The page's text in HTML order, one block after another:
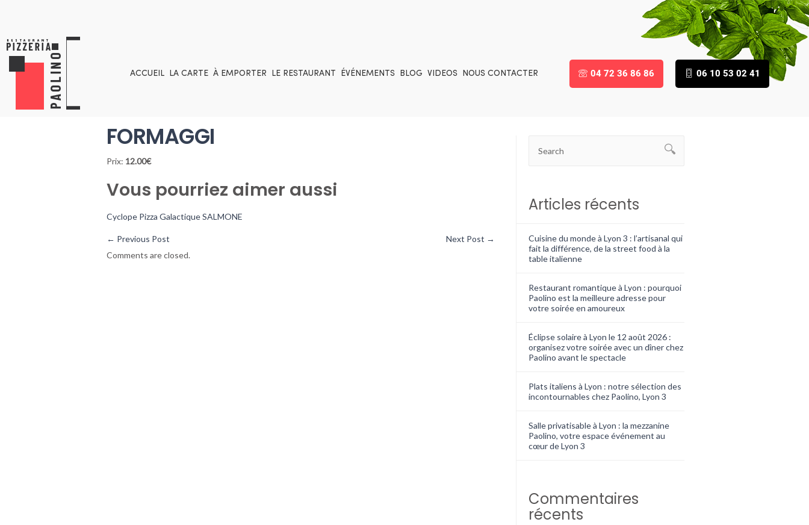
ACCUEIL LA CARTE À EMPORTER LE RESTAURANT ÉVÉNEMENTS BLOG VIDEOS NOUS CONTACTER 04 72 36 86 86 06 10 53 02 41
FORMAGGI
Prix: 12.00€
Vous pourriez aimer aussi
Cyclope Pizza GalactiqueSALMONE
← Previous Post Next Post →
Comments are closed.
Articles récents
Cuisine du monde à Lyon 3 : l’artisanal qui
fait la différence, de la street food à la
table italienne
Restaurant romantique à Lyon : pourquoi
Paolino est la meilleure adresse pour
votre soirée en amoureux
Éclipse solaire à Lyon le 12 août 2026 :
organisez votre soirée avec un dîner chez
Paolino avant le spectacle
Plats italiens à Lyon : notre sélection des
incontournables chez Paolino, Lyon 3
Salle privatisable à Lyon : la mezzanine
Paolino, votre espace événement au
cœur de Lyon 3
Commentaires
récents